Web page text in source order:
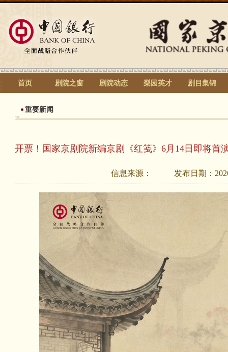
首页 剧院之窗 剧院动态 梨园英才 剧目集锦
重要新闻
开票！国家京剧院新编京剧《红笺》6月14日即将首
信息来源： 发布日期：